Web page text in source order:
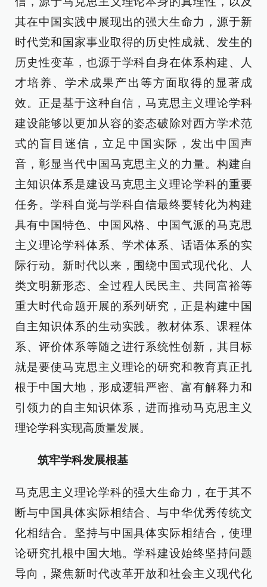
其在中国实践中展现出的强大生命力，源于新
时代党和国家事业取得的历史性成就、发生的
历史性变革，也源于学科自身在体系构建、人
才培养、学术成果产出等方面取得的显著成
效。正是基于这种自信，马克思主义理论学科
建设能够以更加从容的姿态破除对西方学术范
式的盲目迷信，立足中国实际，发出中国声
音，彰显当代中国马克思主义的力量。构建自
主知识体系是建设马克思主义理论学科的重要
任务。学科自觉与学科自信最终要转化为构建
具有中国特色、中国风格、中国气派的马克思
主义理论学科体系、学术体系、话语体系的实
际行动。新时代以来，围绕中国式现代化、人
类文明新形态、全过程人民民主、共同富裕等
重大时代命题开展的系列研究，正是构建中国
自主知识体系的生动实践。教材体系、课程体
系、评价体系等随之进行系统性创新，其目标
就是要使马克思主义理论的研究和教育真正扎
根于中国大地，形成逻辑严密、富有解释力和
引领力的自主知识体系，进而推动马克思主义
理论学科实现高质量发展。
筑牢学科发展根基
马克思主义理论学科的强大生命力，在于其不
断与中国具体实际相结合、与中华优秀传统文
化相结合。坚持与中国具体实际相结合，使理
论研究扎根中国大地。学科建设始终坚持问题
导向，聚焦新时代改革开放和社会主义现代化